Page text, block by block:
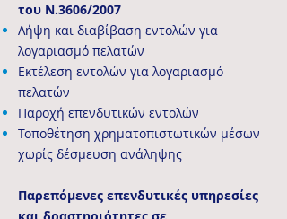
του Ν.3606/2007
Λήψη και διαβίβαση εντολών για
λογαριασμό πελατών
Εκτέλεση εντολών για λογαριασμό
πελατών
Παροχή επενδυτικών εντολών
Τοποθέτηση χρηματοπιστωτικών μέσων
χωρίς δέσμευση ανάληψης
Παρεπόμενες επενδυτικές υπηρεσίες